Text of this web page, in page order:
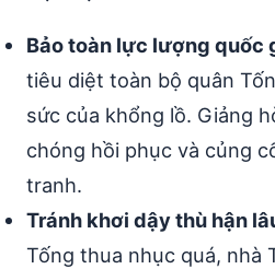
Bảo toàn lực lượng quốc
tiêu diệt toàn bộ quân
sức của khổng lồ. Giảng
chóng hồi phục và củng
tranh.
Tránh khơi dậy thù hận
Tống thua nhục quá, nhà